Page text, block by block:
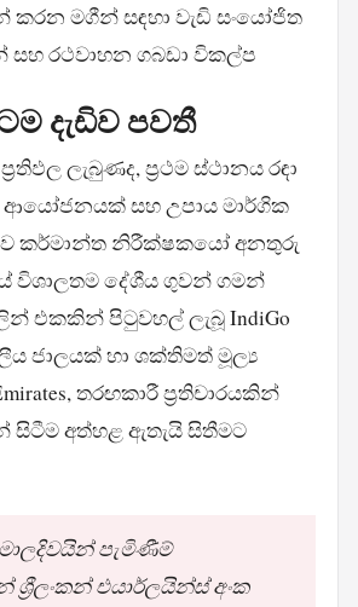
කරන මගීන් සඳහා වැඩි සංයෝජිත
රථවාහන ගබඩා විකල්ප
දැඩිව පවතී
ලැබුණද, ප්‍රථම ස්ථානය රඳා
සහ උපාය මාර්ගික
කර්මාන්ත නිරීක්ෂකයෝ අනතුරු
විශාලතම දේශීය ගුවන් ගමන්
එකකින් පිටුවහල් ලැබූ IndiGo
ජාලයක් හා ශක්තිමත් මූල්‍ය
තරඟකාරී ප්‍රතිචාරයකින්
සිටීම අත්හළ ඇතැයි සිතීමට
පැමිණීම්
එයාර්ලයින්ස් අංක